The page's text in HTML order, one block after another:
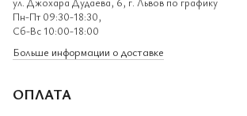
Пн-Пт 09:30-18:30,
Сб-Вс 10:00-18:00
Больше информации о доставке
ОПЛАТА